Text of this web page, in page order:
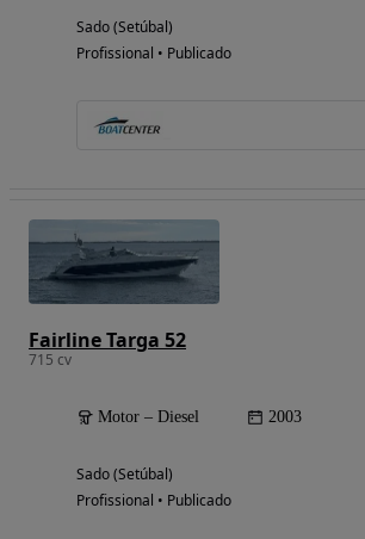
Sado (Setúbal)
Profissional • Publicado
Fairline Targa 52
715 cv
Motor – Diesel 2003
Sado (Setúbal)
Profissional • Publicado